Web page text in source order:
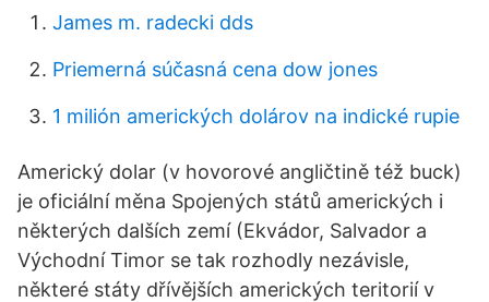
James m. radecki dds
Priemerná súčasná cena dow jones
1 milión amerických dolárov na indické rupie
Americký dolar (v hovorové angličtině též buck)
je oficiální měna Spojených států amerických i
některých dalších zemí (Ekvádor, Salvador a
Východní Timor se tak rozhodly nezávisle,
některé státy dřívějších amerických teritorií v